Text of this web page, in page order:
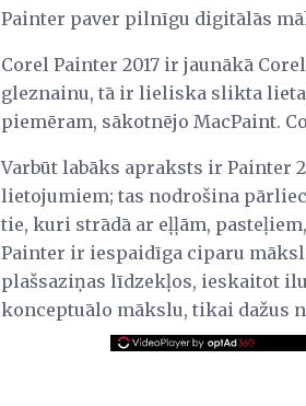
Painter paver pilnīgu digitālās
Corel Painter 2017 ir jaunākā
gleznainu, tā ir lieliska slikta
piemēram, sākotnējo MacPaint.
Varbūt labāks apraksts ir Painter
lietojumiem; tas nodrošina
tie, kuri strādā ar eļļām,
Painter ir iespaidīga ciparu
plašsaziņas līdzekļos, ieskaitot
konceptuālo mākslu, tikai dažus